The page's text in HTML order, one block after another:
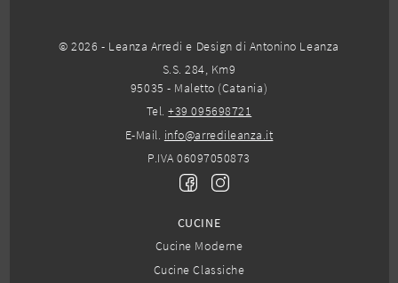
© 2026 - Leanza Arredi e Design di Antonino Leanza
S.S. 284, Km9
95035 - Maletto (Catania)
Tel.+39 095698721
E-Mail. info@arredileanza.it
P.IVA 06097050873
CUCINE
Cucine Moderne
Cucine Classiche